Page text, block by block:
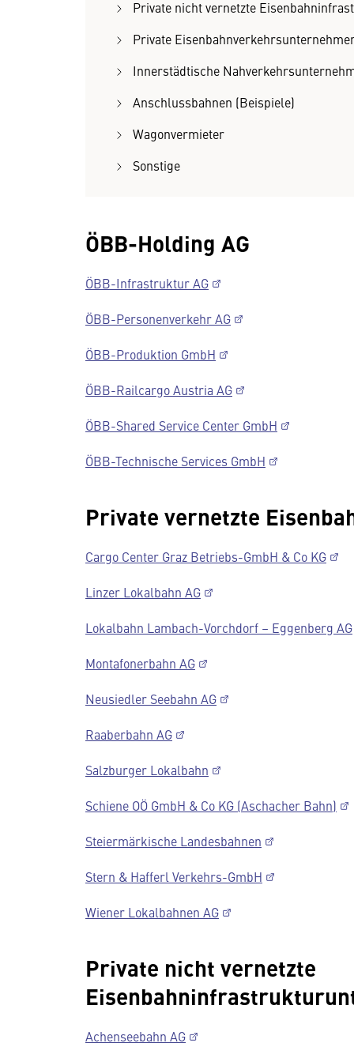
Private nicht vernetzte
Private
Innerstädtische
Anschlussbahnen (Beispiele)
Wagonvermieter
Sonstige
ÖBB-Holding AG
ÖBB-Infrastruktur AG
ÖBB-Personenverkehr AG
ÖBB-Produktion GmbH
ÖBB-Railcargo Austria AG
ÖBB-Shared Service Center GmbH
ÖBB-Technische Services GmbH
Private vernetzte
Cargo Center Graz Betriebs-GmbH & Co KG
Linzer Lokalbahn AG
Lokalbahn Lambach-Vorchdorf – Eggenberg AG
Montafonerbahn AG
Neusiedler Seebahn AG
Raaberbahn AG
Salzburger Lokalbahn
Schiene OÖ GmbH & Co KG (Aschacher Bahn)
Steiermärkische Landesbahnen
Stern & Hafferl Verkehrs-GmbH
Wiener Lokalbahnen AG
Private nicht vernetzte
Achenseebahn AG